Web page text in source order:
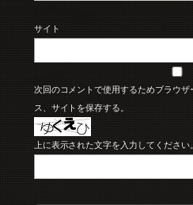
サイト
次回のコメントで使用するためブラウ
ス、サイトを保存する。
上に表示された文字を入力してください